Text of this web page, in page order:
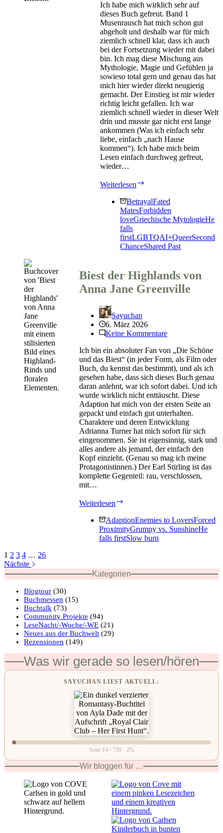
Ich habe mich wirklich sehr auf
dieses Buch gefreut. Band 1
Musenrausch hat mich schon gut
abgeholt und deshalb war für mich
ziemlich schnell klar, dass ich auch
bei der Fortsetzung wieder mit dabei
bin. Ich mag diese Mischung aus
Mythologie, Magie und Gefühlen ja
sowieso total gern und genau das hat
mich hier wieder direkt neugierig
gemacht. Der Einstieg ist mir wieder
richtig leicht gefallen. Ich war
ziemlich schnell wieder in dieser Welt
drin und musste gar nicht erst lange
ankommen (Was ich einfach sehr
liebe, einfach „nach Hause
kommen“). Ich habe mich beim
Lesen einfach durchweg gefreut,
wieder…
Weiterlesen
Malou
Bichon
BetrayalFated
MatesForbidden
loveGriechische MytologieHe
falls
firstLGBTQAI+QueerSecond
ChanceShared Past
Biest der Highlands von
Anna Jane Greenville
Sayuchan
6. März 2026
Keine Kommentare
Ich bin ein absoluter Fan von „Die Schöne
und das Biest“ (in jeder Form, als Film oder
Buch, du kennst das bestimmt), und als ich
gesehen habe, dass sich dieses Buch genau
daran anlehnt, war ich sofort dabei. Und ich
wurde wirklich nicht enttäuscht. Diese
Adaption hat mich von der ersten Seite an
gepackt und einfach gut unterhalten.
Charaktere und deren Entwicklung
Adrianna Turner hat mich sofort für sich
eingenommen. Sie ist eigensinnig, stark und
alles andere als jemand, der einfach den
Kopf einzieht. (Genau so mag ich meine
Protagonistinnen.) Der Earl Stirling ist das
komplette Gegenteil: rau, verschlossen,
mit…
Weiterlesen
Highlands
von
Anna
AdaptionEnemies to LoversForced
ProximityGrumpy vs. SunshineHe
falls firstSlow burn
1 2 3 4 … 26
Nächste
Kategorien
Blogtour (30)
Buchmessen (15)
Buchtalk (73)
Community Projekte (94)
LeseNacht/-Woche/-WE (21)
Neues aus der Buchwelt (29)
Rezensionen (149)
Was wir gerade so lesen/hören
SAYUCHAN LIEST AKTUELL:
Seite 14 / 720 · 2%
Wir bloggen für …